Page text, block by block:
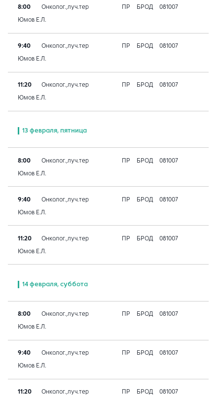
8:00 Онколог.,луч.тер ПР БРОД 081007
Юмов Е.Л.
9:40 Онколог.,луч.тер ПР БРОД 081007
Юмов Е.Л.
11:20 Онколог.,луч.тер ПР БРОД 081007
Юмов Е.Л.
13 февраля, пятница
8:00 Онколог.,луч.тер ПР БРОД 081007
Юмов Е.Л.
9:40 Онколог.,луч.тер ПР БРОД 081007
Юмов Е.Л.
11:20 Онколог.,луч.тер ПР БРОД 081007
Юмов Е.Л.
14 февраля, суббота
8:00 Онколог.,луч.тер ПР БРОД 081007
Юмов Е.Л.
9:40 Онколог.,луч.тер ПР БРОД 081007
Юмов Е.Л.
11:20 Онколог.,луч.тер ПР БРОД 081007